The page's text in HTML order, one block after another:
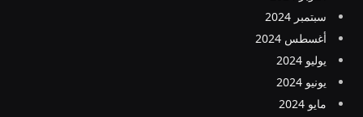
سبتمبر 2024
أغسطس 2024
يوليو 2024
يونيو 2024
مايو 2024